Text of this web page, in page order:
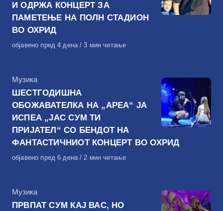
И ОДРЖА КОНЦЕРТ ЗА
ПАМЕТЕЊЕ НА ПОЛН СТАДИОН
ВО ОХРИД
Објавено
објавено пред 4 дена 3 мин читање
КАтегорија
Музика
ШЕСТГОДИШНА
ОБОЖАВАТЕЛКА НА „АРЕА“ ЈА
ИСПЕА „ЈАС СУМ ТИ
ПРИЈАТЕЛ“ СО БЕНДОТ НА
ФАНТАСТИЧНИОТ КОНЦЕРТ ВО ОХРИД
Објавено
објавено пред 6 дена 2 мин читање
КАтегорија
Музика
ПРВПАТ СУМ КАЈ ВАС, НО